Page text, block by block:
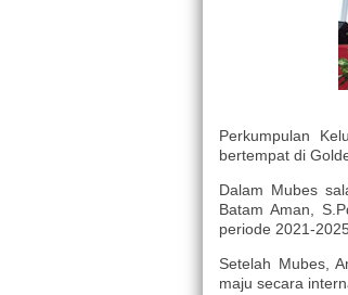
Perkumpulan
bertempat di
Dalam Mubes
Batam Aman,
periode 2021-
Setelah Mubes,
maju secara